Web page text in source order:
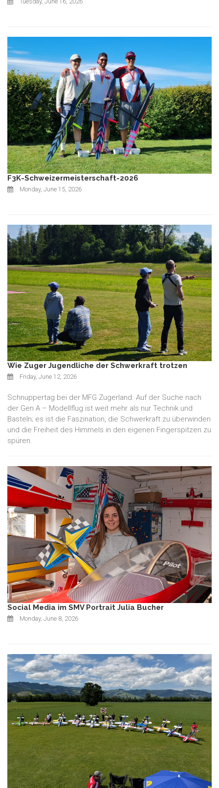
F3K-Schweizermeisterschaft-2026
Monday, June 15, 2026
Wie Zuger Jugendliche der Schwerkraft trotzen
Friday, June 12, 2026
Schnuppertag bei der MFG Zugerland. Auf der Suche nach
der Gen A – Modellflug ist weit mehr als nur Technik und
Basteln; es ist die Faszination, die Schwerkraft zu überwinden
und die Freiheit des Himmels in den eigenen Fingerspitzen zu
spüren.
Social Media im SMV Portrait Julia Bucher
Monday, June 8, 2026